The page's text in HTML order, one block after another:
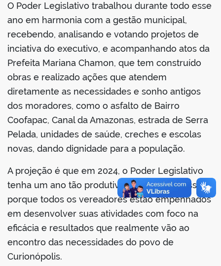
O Poder Legislativo trabalhou durante todo esse
ano em harmonia com a gestão municipal,
recebendo, analisando e votando projetos de
inciativa do executivo, e acompanhando atos da
Prefeita Mariana Chamon, que tem construído
obras e realizado ações que atendem
diretamente as necessidades e sonho antigos
dos moradores, como o asfalto de Bairro
Coofapac, Canal da Amazonas, estrada de Serra
Pelada, unidades de saúde, creches e escolas
novas, dando dignidade para a população.
A projeção é que em 2024, o Poder Legislativo
tenha um ano tão produtivo, quanto 2023, isso
porque todos os vereadores estão empenhados
em desenvolver suas atividades com foco na
eficácia e resultados que realmente vão ao
encontro das necessidades do povo de
Curionópolis.